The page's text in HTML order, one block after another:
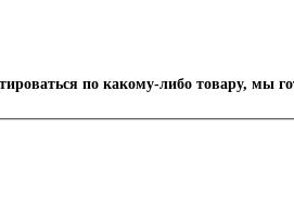
по какому-либо товару, мы